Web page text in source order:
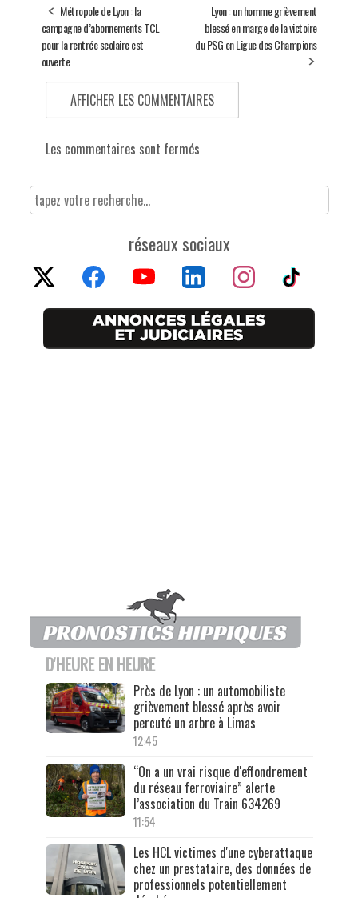
Métropole de Lyon : la
campagne d’abonnements TCL
pour la rentrée scolaire est
ouverte
Lyon : un homme grièvement
blessé en marge de la victoire
du PSG en Ligue des Champions
AFFICHER LES COMMENTAIRES
Les commentaires sont fermés
réseaux sociaux
D'HEURE EN HEURE
Près de Lyon : un automobiliste
grièvement blessé après avoir
percuté un arbre à Limas
12:45
“On a un vrai risque d'effondrement
du réseau ferroviaire” alerte
l’association du Train 634269
11:54
Les HCL victimes d'une cyberattaque
chez un prestataire, des données de
professionnels potentiellement